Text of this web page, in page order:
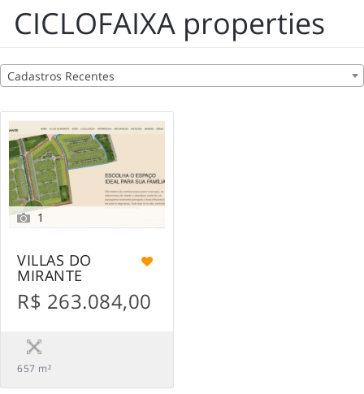
CICLOFAIXA properties
Cadastros Recentes
1
VILLAS DO
MIRANTE
R$ 263.084,00
657 m²